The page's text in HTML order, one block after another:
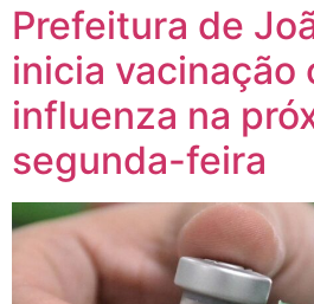
Prefeitura de
inicia vacinação
influenza na
segunda-feira